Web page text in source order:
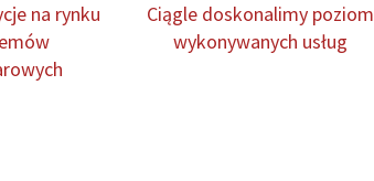
na rynku
Ciągle doskonalimy poziom
wykonywanych usług